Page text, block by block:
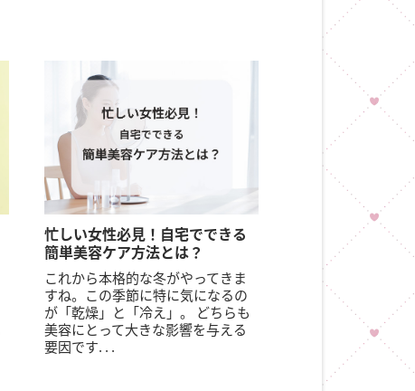
忙しい女性必見！自宅でできる
簡単美容ケア方法とは？
これから本格的な冬がやってきま
すね。この季節に特に気になるの
が「乾燥」と「冷え」。 どちらも
美容にとって大きな影響を与える
要因です. . .